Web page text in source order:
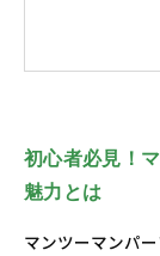
マンツー
の道
トレーニ
アップ
今すぐ始
初心者必見！
魅力とは
マンツーマンパ